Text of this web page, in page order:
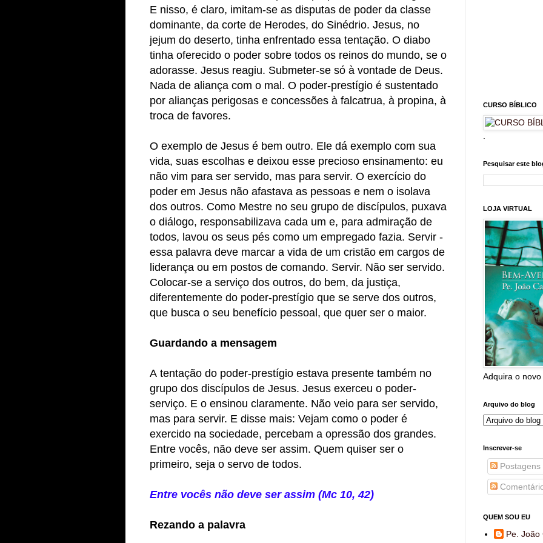
E nisso, é claro, imitam-se as disputas de poder da classe
dominante, da corte de Herodes, do Sinédrio. Jesus, no
jejum do deserto, tinha enfrentado essa tentação. O diabo
tinha oferecido o poder sobre todos os reinos do mundo, se o
adorasse. Jesus reagiu. Submeter-se só à vontade de Deus.
Nada de aliança com o mal. O poder-prestígio é sustentado
por alianças perigosas e concessões à falcatrua, à propina, à
troca de favores.
O exemplo de Jesus é bem outro. Ele dá exemplo com sua
vida, suas escolhas e deixou esse precioso ensinamento: eu
não vim para ser servido, mas para servir. O exercício do
poder em Jesus não afastava as pessoas e nem o isolava
dos outros. Como Mestre no seu grupo de discípulos, puxava
o diálogo, responsabilizava cada um e, para admiração de
todos, lavou os seus pés como um empregado fazia. Servir -
essa palavra deve marcar a vida de um cristão em cargos de
liderança ou em postos de comando. Servir. Não ser servido.
Colocar-se a serviço dos outros, do bem, da justiça,
diferentemente do poder-prestígio que se serve dos outros,
que busca o seu benefício pessoal, que quer ser o maior.
Guardando a mensagem
A tentação do poder-prestígio estava presente também no
grupo dos discípulos de Jesus. Jesus exerceu o poder-
serviço. E o ensinou claramente. Não veio para ser servido,
mas para servir. E disse mais: Vejam como o poder é
exercido na sociedade, percebam a opressão dos grandes.
Entre vocês, não deve ser assim. Quem quiser ser o
primeiro, seja o servo de todos.
Entre vocês não deve ser assim (Mc 10, 42)
Rezando a palavra
CURSO BÍBLICO
Pesquisar este
LOJA VIRTUAL
Adquira o
Arquivo do blog
Inscrever-se
Postagens
QUEM SOU EU
Pe. João